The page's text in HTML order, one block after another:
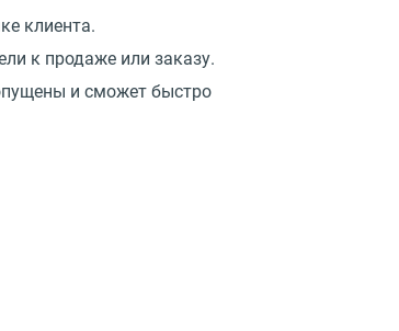
клиента.
к продаже или заказу.
и сможет быстро